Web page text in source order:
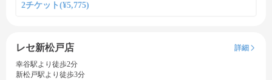
2チケット(¥5,775)
レセ新松戸店
詳細
幸谷駅より徒歩2分
新松戸駅より徒歩3分